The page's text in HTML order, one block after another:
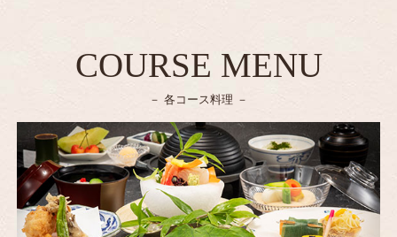
COURSE MENU
各コース料理